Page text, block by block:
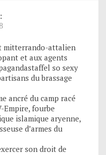
mitterrando-attalien
et aux agents
so sexy
du brassage
ancré du camp racé
Empire, fourbe
islamique aryenne,
d’armes du
son droit de